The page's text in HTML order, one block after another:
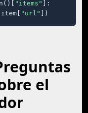
"items"
]:
"url" ])
el